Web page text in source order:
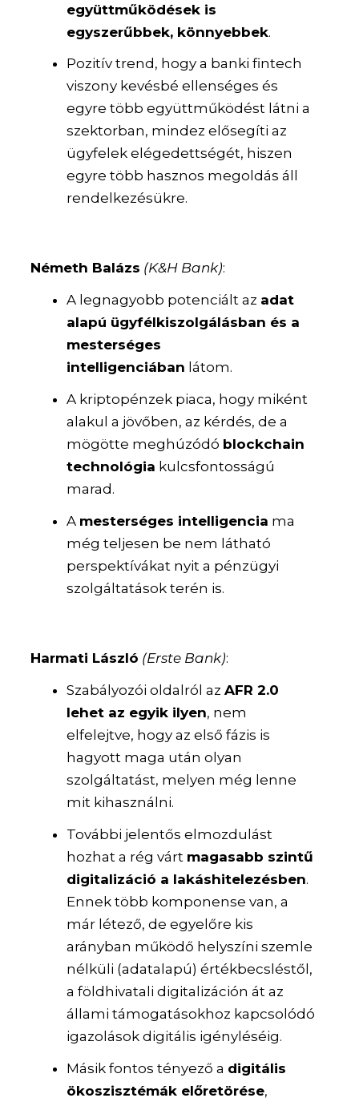
együttműködések is
egyszerűbbek, könnyebbek.
Pozitív trend, hogy a banki fintech
viszony kevésbé ellenséges és
egyre több együttműködést látni a
szektorban, mindez elősegíti az
ügyfelek elégedettségét, hiszen
egyre több hasznos megoldás áll
rendelkezésükre.
Németh Balázs (K&H Bank):
A legnagyobb potenciált az adat
alapú ügyfélkiszolgálásban és a
mesterséges
intelligenciában látom.
A kriptopénzek piaca, hogy miként
alakul a jövőben, az kérdés, de a
mögötte meghúzódó blockchain
technológia kulcsfontosságú
marad.
A mesterséges intelligencia ma
még teljesen be nem látható
perspektívákat nyit a pénzügyi
szolgáltatások terén is.
Harmati László (Erste Bank):
Szabályozói oldalról az AFR 2.0
lehet az egyik ilyen, nem
elfelejtve, hogy az első fázis is
hagyott maga után olyan
szolgáltatást, melyen még lenne
mit kihasználni.
További jelentős elmozdulást
hozhat a rég várt magasabb szintű
digitalizáció a lakáshitelezésben.
Ennek több komponense van, a
már létező, de egyelőre kis
arányban működő helyszíni szemle
nélküli (adatalapú) értékbecsléstől,
a földhivatali digitalizáción át az
állami támogatásokhoz kapcsolódó
igazolások digitális igényléséig.
Másik fontos tényező a digitális
ökoszisztémák előretörése,